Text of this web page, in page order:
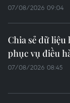
07/08/2026 09:04
Chia sẻ dữ
phục vụ điều
07/08/2026 08:45